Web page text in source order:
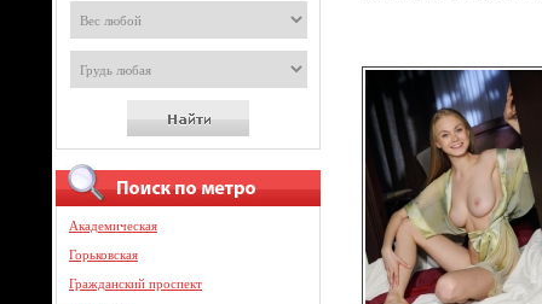
Академическая
Горьковская
Гражданский проспект